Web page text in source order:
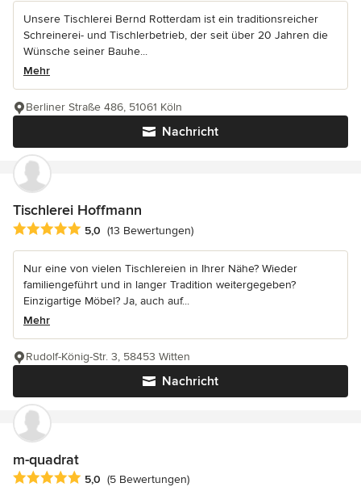
Unsere Tischlerei Bernd Rotterdam ist ein traditionsreicher
Schreinerei- und Tischlerbetrieb, der seit über 20 Jahren die
Wünsche seiner Bauhe...
Mehr
Nachricht
Berliner Straße 486, 51061 Köln
Tischlerei Hoffmann
Durchschnittliche Bewertung: 5 von 5 Sternen
5,0 (13 Bewertungen)
Nur eine von vielen Tischlereien in Ihrer Nähe? Wieder
familiengeführt und in langer Tradition weitergegeben?
Einzigartige Möbel? Ja, auch auf...
Mehr
Nachricht
Rudolf-König-Str. 3, 58453 Witten
m-quadrat
Durchschnittliche Bewertung: 5 von 5 Sternen
5,0 (5 Bewertungen)